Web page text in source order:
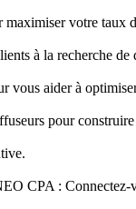
votre taux
à la recherche de
vous aider à
pour
CPA : Connectez-